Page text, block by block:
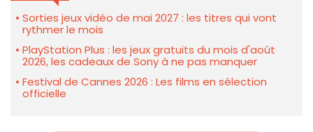
Sorties jeux vidéo de mai 2027 : les titres qui vont
rythmer le mois
PlayStation Plus : les jeux gratuits du mois d'août
2026, les cadeaux de Sony à ne pas manquer
Festival de Cannes 2026 : Les films en sélection
officielle